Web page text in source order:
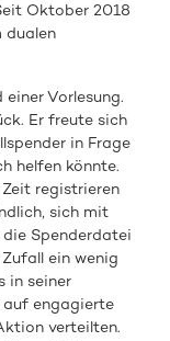
Oktober 2018
dualen
Vorlesung.
Er freute sich
in Frage
helfen könnte.
registrieren
sich mit
Spenderdatei
ein wenig
in seiner
auf engagierte
verteilten.